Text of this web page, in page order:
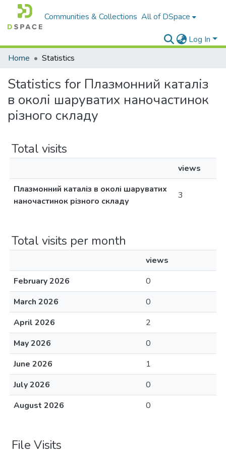
Communities & Collections All of DSpace
Log In
Home
Statistics
Statistics for Плазмонний каталіз
в околі шаруватих наночастинок
різного складу
Total visits
views
Плазмонний каталіз в околі шаруватих
наночастинок різного складу
3
Total visits per month
views
February 2026
0
March 2026
0
April 2026
2
May 2026
0
June 2026
1
July 2026
0
August 2026
0
File Visits